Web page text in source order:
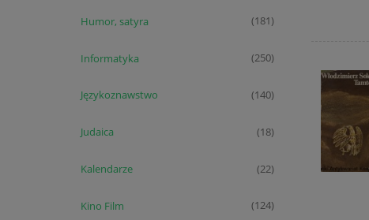
Humor, satyra (181)
Informatyka (250)
Językoznawstwo (140)
Judaica (18)
Kalendarze (22)
Kino Film (124)